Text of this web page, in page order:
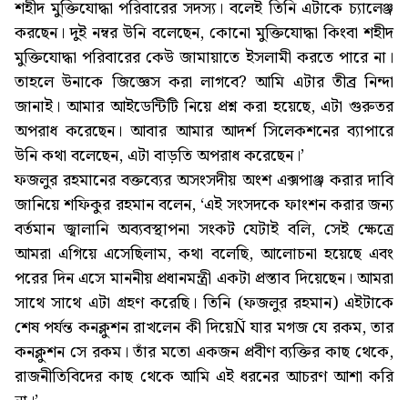
শহীদ মুক্তিযোদ্ধা পরিবারের সদস্য। বলেই তিনি এটাকে চ্যালেঞ্জ
করছেন। দুই নম্বর উনি বলেছেন, কোনো মুক্তিযোদ্ধা কিংবা শহীদ
মুক্তিযোদ্ধা পরিবারের কেউ জামায়াতে ইসলামী করতে পারে না।
তাহলে উনাকে জিজ্ঞেস করা লাগবে? আমি এটার তীব্র নিন্দা
জানাই। আমার আইডেন্টিটি নিয়ে প্রশ্ন করা হয়েছে, এটা গুরুতর
অপরাধ করেছেন। আবার আমার আদর্শ সিলেকশনের ব্যাপারে
উনি কথা বলেছেন, এটা বাড়তি অপরাধ করেছেন।’
ফজলুর রহমানের বক্তব্যের অসংসদীয় অংশ এক্সপাঞ্জ করার দাবি
জানিয়ে শফিকুর রহমান বলেন, ‘এই সংসদকে ফাংশন করার জন্য
বর্তমান জ্বালানি অব্যবস্থাপনা সংকট যেটাই বলি, সেই ক্ষেত্রে
আমরা এগিয়ে এসেছিলাম, কথা বলেছি, আলোচনা হয়েছে এবং
পরের দিন এসে মাননীয় প্রধানমন্ত্রী একটা প্রস্তাব দিয়েছেন। আমরা
সাথে সাথে এটা গ্রহণ করেছি। তিনি (ফজলুর রহমান) এইটাকে
শেষ পর্যন্ত কনক্লুশন রাখলেন কী দিয়েÑ যার মগজ যে রকম, তার
কনক্লুশন সে রকম। তাঁর মতো একজন প্রবীণ ব্যক্তির কাছ থেকে,
রাজনীতিবিদের কাছ থেকে আমি এই ধরনের আচরণ আশা করি